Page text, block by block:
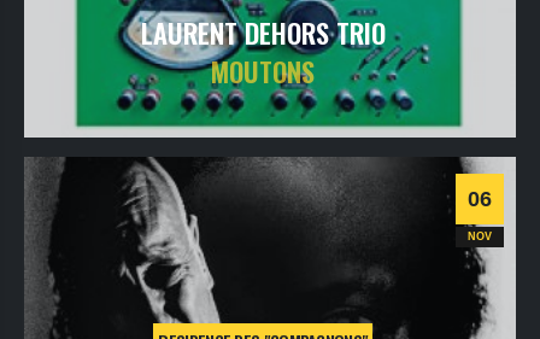
LAURENT DEHORS TRIO
MOUTONS
jeudi11nov2021- 20h30- SALLE 1
Informations
06
NOV